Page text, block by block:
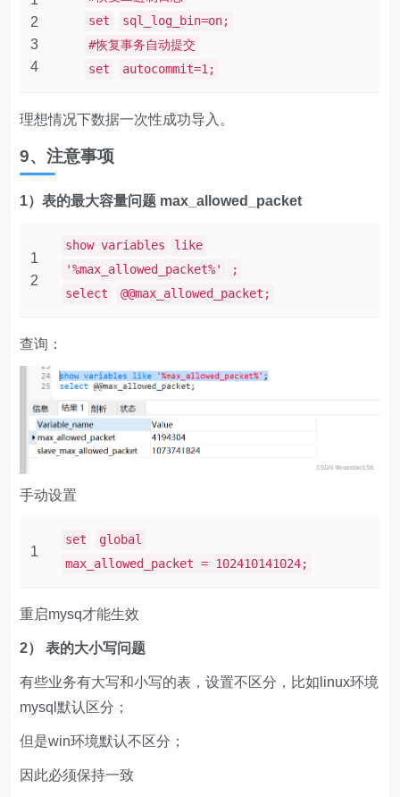
2
3
4
set
sql_log_bin=on;
#恢复事务自动提交
set
autocommit=1;
理想情况下数据一次性成功导入。
9、注意事项
1）表的最大容量问题 max_allowed_packet
1
2
show variables
like
'%max_allowed_packet%'
;
select
@@max_allowed_packet;
查询：
手动设置
1
set
global
max_allowed_packet = 102410141024;
重启mysq才能生效
2） 表的大小写问题
有些业务有大写和小写的表，设置不区分，比如linux环境
mysql默认区分；
但是win环境默认不区分；
因此必须保持一致